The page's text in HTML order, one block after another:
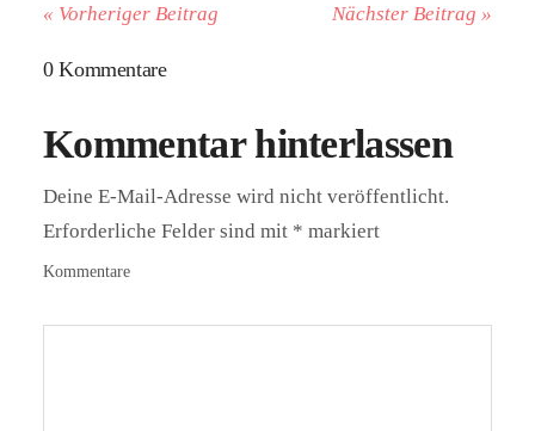
« Vorheriger Beitrag Nächster Beitrag »
0 Kommentare
Kommentar hinterlassen
Deine E-Mail-Adresse wird nicht veröffentlicht.
Erforderliche Felder sind mit * markiert
Kommentare